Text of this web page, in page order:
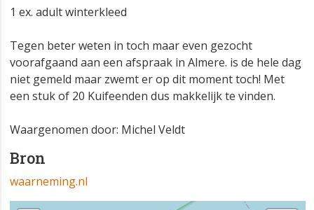
1 ex. adult winterkleed
Tegen beter weten in toch maar even gezocht
voorafgaand aan een afspraak in Almere. is de hele dag
niet gemeld maar zwemt er op dit moment toch! Met
een stuk of 20 Kuifeenden dus makkelijk te vinden.
Waargenomen door: Michel Veldt
Bron
waarneming.nl